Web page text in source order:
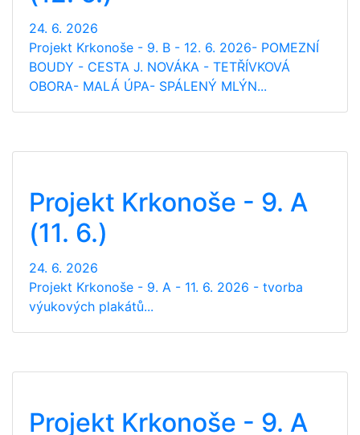
24. 6. 2026
Projekt Krkonoše - 9. B - 12. 6. 2026- POMEZNÍ
BOUDY - CESTA J. NOVÁKA - TETŘÍVKOVÁ
OBORA- MALÁ ÚPA- SPÁLENÝ MLÝN...
Projekt Krkonoše - 9. A
(11. 6.)
24. 6. 2026
Projekt Krkonoše - 9. A - 11. 6. 2026 - tvorba
výukových plakátů...
Projekt Krkonoše - 9. A